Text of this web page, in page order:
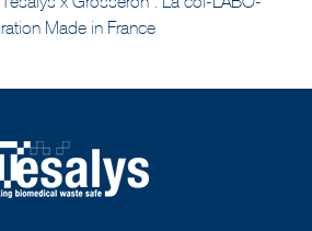
ration Made in France